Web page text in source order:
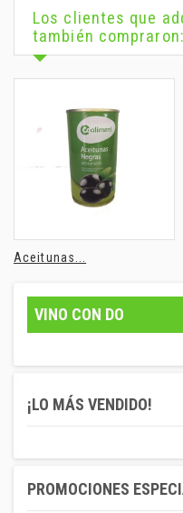
Los clientes que
también compraron:
Aceitunas...
VINO CON DO
¡LO MÁS VENDIDO!
PROMOCIONES